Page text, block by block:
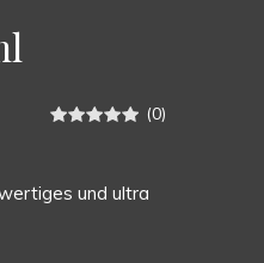
(0)
und ultra